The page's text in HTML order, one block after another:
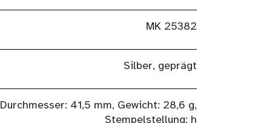
MK 25382
Silber, geprägt
Durchmesser: 41,5 mm, Gewicht: 28,6 g,
Stempelstellung: h